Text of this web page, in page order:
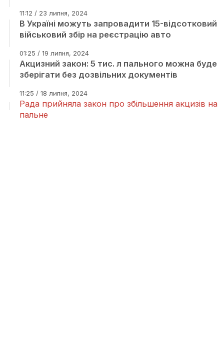
11:12 / 23 липня, 2024
В Україні можуть запровадити 15-відсотковий
військовий збір на реєстрацію авто
01:25 / 19 липня, 2024
Акцизний закон: 5 тис. л пального можна буде
зберігати без дозвільних документів
11:25 / 18 липня, 2024
Рада прийняла закон про збільшення акцизів на
пальне